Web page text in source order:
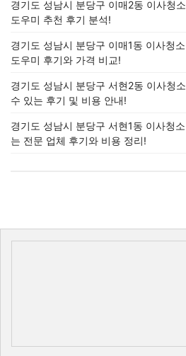
경기도 성남시 분당구 이매2동 이사청
도우미 추천 후기 분석!
경기도 성남시 분당구 이매1동 이사청
도우미 후기와 가격 비교!
경기도 성남시 분당구 서현2동 이사청
수 있는 후기 및 비용 안내!
경기도 성남시 분당구 서현1동 이사청
는 전문 업체 후기와 비용 정리!